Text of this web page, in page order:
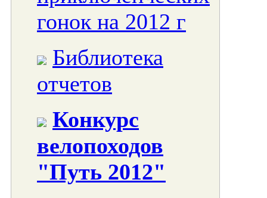
гонок на 2012 г
Библиотека
отчетов
Конкурс
велопоходов
"Путь 2012"